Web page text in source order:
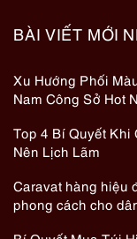
BÀI VIẾT MỚI
Xu Hướng Phối
Nam Công Sở Hot
Top 4 Bí Quyết Khi
Nên Lịch Lãm
Caravat hàng hiệu
phong cách cho